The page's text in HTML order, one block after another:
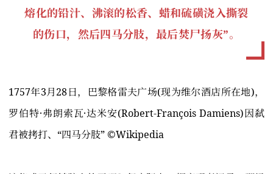
熔化的铅汁、沸滚的松香、蜡和硫磺浇入撕裂
的伤口，然后四马分肢，最后焚尸扬灰”。
1757年3月28日，巴黎格雷夫广场(现为维尔酒店所在地)，
罗伯特·弗朗索瓦·达米安(Robert-François Damiens)因弑
君被拷打、“四马分肢” ©️Wikipedia